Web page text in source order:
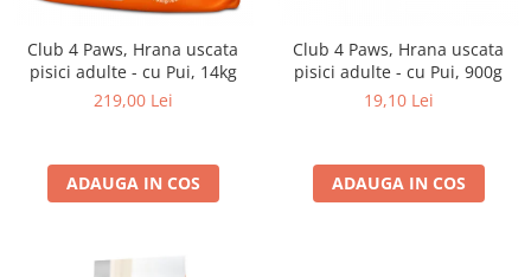
Club 4 Paws, Hrana uscata
pisici adulte - cu Pui, 14kg
219,00 Lei
ADAUGA IN COS
Club 4 Paws, Hrana uscata
pisici adulte - cu Pui, 900g
19,10 Lei
ADAUGA IN COS